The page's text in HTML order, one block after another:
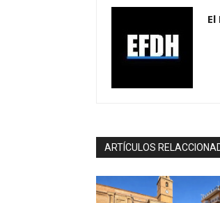
ARTÍCULOS